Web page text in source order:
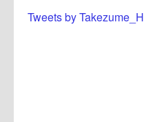
Tweets by Takezume_H